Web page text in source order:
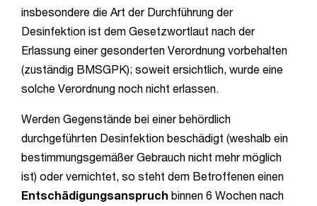
insbesondere die Art der Durchführung der
Desinfektion ist dem Gesetzwortlaut nach der
Erlassung einer gesonderten Verordnung vorbehalten
(zuständig BMSGPK); soweit ersichtlich, wurde eine
solche Verordnung noch nicht erlassen.
Werden Gegenstände bei einer behördlich
durchgeführten Desinfektion beschädigt (weshalb ein
bestimmungsgemäßer Gebrauch nicht mehr möglich
ist) oder vernichtet, so steht dem Betroffenen einen
Entschädigungsanspruch binnen 6 Wochen nach